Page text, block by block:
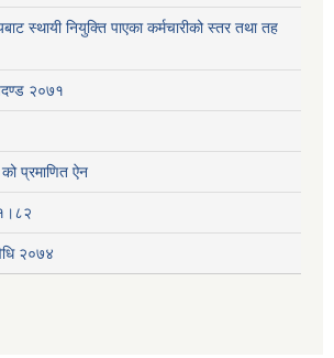
स्थायी नियुक्ति पाएका कर्मचारीको स्तर तथा तह
२०७१
प्रमाणित ऐन
२०७४